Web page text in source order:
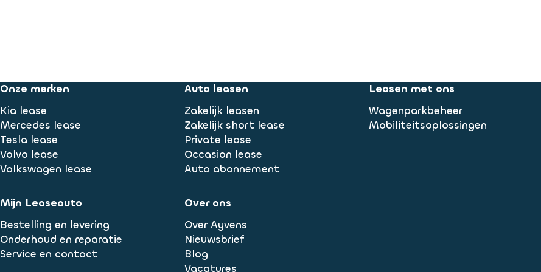
Onze merken
Kia lease
Mercedes lease
Tesla lease
Volvo lease
Volkswagen lease
Auto leasen
Zakelijk leasen
Zakelijk short lease
Private lease
Occasion lease
Auto abonnement
Leasen met ons
Wagenparkbeheer
Mobiliteitsoplossingen
Mijn Leaseauto
Bestelling en levering
Onderhoud en reparatie
Service en contact
Over ons
Over Ayvens
Nieuwsbrief
Blog
Vacatures